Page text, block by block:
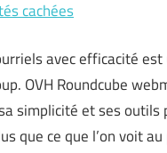
cachées
avec efficacité
OVH Roundcube
simplicité et ses outils
que ce que l’on voit